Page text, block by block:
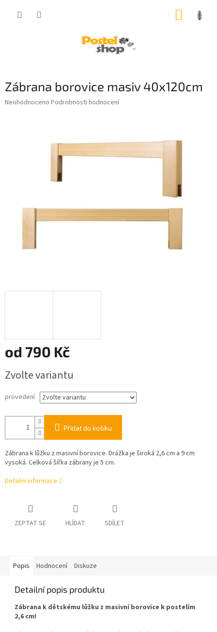
Zábrana borovice masiv 40x120cm
Průměrné
Neohodnoceno Podrobnosti hodnocení
od 790 Kč
cena:
Zvolte variantu
provedení
Přidat do košíku
Zábrana k lůžku z masivní borovice. Drážka je široká 2,6 cm a 9 cm
vysoká. Celková šířka zábrany je 5 cm.
Detailní informace
ZEPTAT SE HLÍDAT SDÍLET
Popis Hodnocení Diskuze
Detailní popis produktu
Zábrana k dětskému lůžku z masivní borovice k postelím
2,6 cm!